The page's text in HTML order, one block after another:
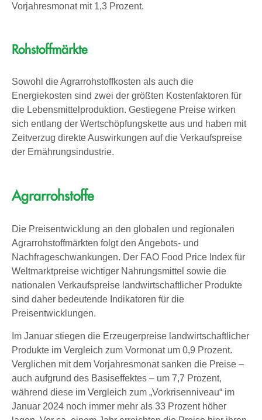
Vorjahresmonat mit 1,3 Prozent.
Rohstoffmärkte
Sowohl die Agrarrohstoffkosten als auch die
Energiekosten sind zwei der größten Kostenfaktoren für
die Lebensmittelproduktion. Gestiegene Preise wirken
sich entlang der Wertschöpfungskette aus und haben mit
Zeitverzug direkte Auswirkungen auf die Verkaufspreise
der Ernährungsindustrie.
Agrarrohstoffe
Die Preisentwicklung an den globalen und regionalen
Agrarrohstoffmärkten folgt den Angebots- und
Nachfrageschwankungen. Der FAO Food Price Index für
Weltmarktpreise wichtiger Nahrungsmittel sowie die
nationalen Verkaufspreise landwirtschaftlicher Produkte
sind daher bedeutende Indikatoren für die
Preisentwicklungen.
Im Januar stiegen die Erzeugerpreise landwirtschaftlicher
Produkte im Vergleich zum Vormonat um 0,9 Prozent.
Verglichen mit dem Vorjahresmonat sanken die Preise –
auch aufgrund des Basiseffektes – um 7,7 Prozent,
während diese im Vergleich zum „Vorkrisenniveau“ im
Januar 2024 noch immer mehr als 33 Prozent höher